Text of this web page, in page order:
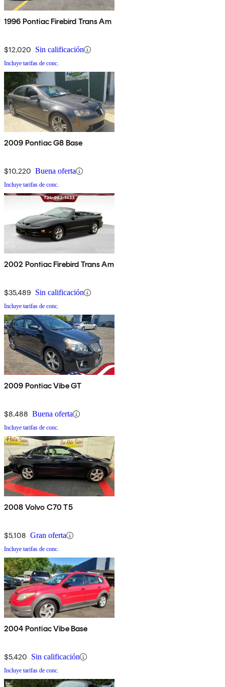
1996 Pontiac Firebird Trans Am
$12,020 Sin calificación
Incluye tarifas de conc.
2009 Pontiac G8 Base
$10,220 Buena oferta
Incluye tarifas de conc.
2002 Pontiac Firebird Trans Am
$35,489 Sin calificación
Incluye tarifas de conc.
2009 Pontiac Vibe GT
$8,488 Buena oferta
Incluye tarifas de conc.
2008 Volvo C70 T5
$5,108 Gran oferta
Incluye tarifas de conc.
2004 Pontiac Vibe Base
$5,420 Sin calificación
Incluye tarifas de conc.